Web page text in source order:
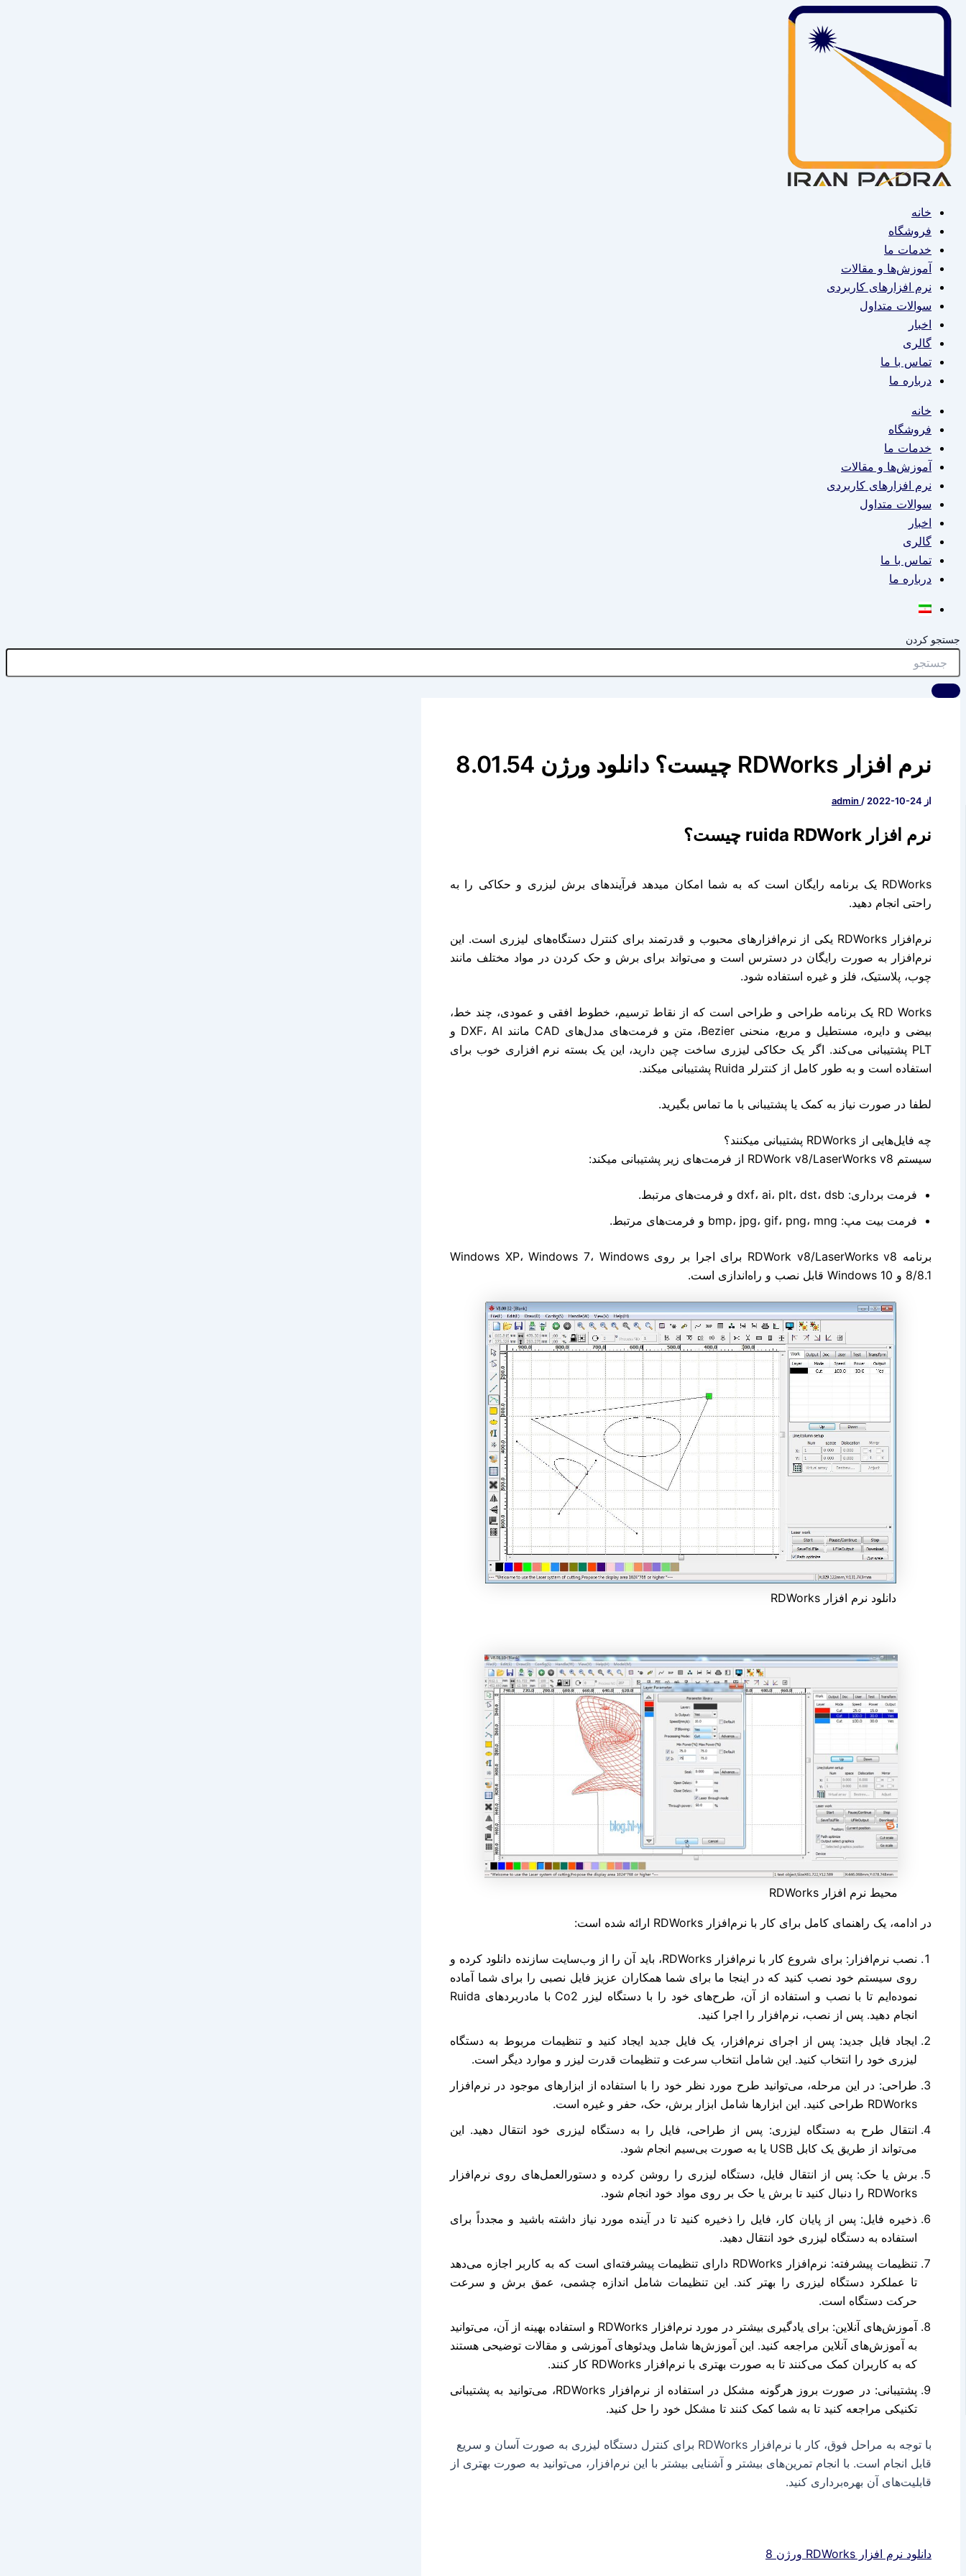
پرش
خانه
فروشگاه
خدمات ما
آموزش‌ها و مقالات
نرم افزارهای کاربردی
سوالات متداول
اخبار
گالری
تماس با ما
درباره ما
خانه
فروشگاه
خدمات ما
آموزش‌ها و مقالات
نرم افزارهای کاربردی
سوالات متداول
اخبار
گالری
تماس با ما
درباره ما
جستجو کردن
نرم افزار RDWorks چیست؟ دانلود ورژن 8.01.54
از admin / 2022-10-24
نرم افزار ruida RDWork چیست؟
RDWorks یک برنامه رایگان است که به شما امکان میدهد فرآیندهای برش لیزری و حکاکی را به
راحتی انجام دهید.
نرم‌افزار RDWorks یکی از نرم‌افزارهای محبوب و قدرتمند برای کنترل دستگاه‌های لیزری است. این
نرم‌افزار به صورت رایگان در دسترس است و می‌تواند برای برش و حک کردن در مواد مختلف مانند
چوب، پلاستیک، فلز و غیره استفاده شود.
RD Works یک برنامه طراحی و طراحی است که از نقاط ترسیم، خطوط افقی و عمودی، چند خط،
بیضی و دایره، مستطیل و مربع، منحنی Bezier، متن و فرمت‌های مدل‌های CAD مانند DXF، AI و
PLT پشتیبانی می‌کند. اگر یک حکاکی لیزری ساخت چین دارید، این یک بسته نرم افزاری خوب برای
استفاده است و به طور کامل از کنترلر Ruida پشتیبانی میکند.
لطفا در صورت نیاز به کمک یا پشتیبانی با ما تماس بگیرید.
چه فایل‌هایی از RDWorks پشتیبانی میکنند؟
سیستم RDWork v8/LaserWorks v8 از فرمت‌های زیر پشتیبانی میکند:
فرمت برداری: dxf، ai، plt، dst، dsb و فرمت‌های مرتبط.
فرمت بیت مپ: bmp، jpg، gif، png، mng و فرمت‌های مرتبط.
برنامه RDWork v8/LaserWorks v8 برای اجرا بر روی Windows XP، Windows 7، Windows
8/8.1 و Windows 10 قابل نصب و راه‌اندازی است.
دانلود نرم افزار RDWorks
محیط نرم افزار RDWorks
در ادامه، یک راهنمای کامل برای کار با نرم‌افزار RDWorks ارائه شده است:
نصب نرم‌افزار: برای شروع کار با نرم‌افزار RDWorks، باید آن را از وب‌سایت سازنده دانلود کرده و
روی سیستم خود نصب کنید که در اینجا ما برای شما همکاران عزیز فایل نصبی را برای شما آماده
نموده‌ایم تا با نصب و استفاده از آن، طرح‌های خود را با دستگاه لیزر Co2 با مادربردهای Ruida
انجام دهید. پس از نصب، نرم‌افزار را اجرا کنید.
ایجاد فایل جدید: پس از اجرای نرم‌افزار، یک فایل جدید ایجاد کنید و تنظیمات مربوط به دستگاه
لیزری خود را انتخاب کنید. این شامل انتخاب سرعت و تنظیمات قدرت لیزر و موارد دیگر است.
طراحی: در این مرحله، می‌توانید طرح مورد نظر خود را با استفاده از ابزارهای موجود در نرم‌افزار
RDWorks طراحی کنید. این ابزارها شامل ابزار برش، حک، حفر و غیره است.
انتقال طرح به دستگاه لیزری: پس از طراحی، فایل را به دستگاه لیزری خود انتقال دهید. این
می‌تواند از طریق یک کابل USB یا به صورت بی‌سیم انجام شود.
برش یا حک: پس از انتقال فایل، دستگاه لیزری را روشن کرده و دستورالعمل‌های روی نرم‌افزار
RDWorks را دنبال کنید تا برش یا حک بر روی مواد خود انجام شود.
ذخیره فایل: پس از پایان کار، فایل را ذخیره کنید تا در آینده مورد نیاز داشته باشید و مجدداً برای
استفاده به دستگاه لیزری خود انتقال دهید.
تنظیمات پیشرفته: نرم‌افزار RDWorks دارای تنظیمات پیشرفته‌ای است که به کاربر اجازه می‌دهد
تا عملکرد دستگاه لیزری را بهتر کند. این تنظیمات شامل اندازه چشمی، عمق برش و سرعت
حرکت دستگاه است.
آموزش‌های آنلاین: برای یادگیری بیشتر در مورد نرم‌افزار RDWorks و استفاده بهینه از آن، می‌توانید
به آموزش‌های آنلاین مراجعه کنید. این آموزش‌ها شامل ویدئوهای آموزشی و مقالات توضیحی هستند
که به کاربران کمک می‌کنند تا به صورت بهتری با نرم‌افزار RDWorks کار کنند.
پشتیبانی: در صورت بروز هرگونه مشکل در استفاده از نرم‌افزار RDWorks، می‌توانید به پشتیبانی
تکنیکی مراجعه کنید تا به شما کمک کنند تا مشکل خود را حل کنید.
با توجه به مراحل فوق، کار با نرم‌افزار RDWorks برای کنترل دستگاه لیزری به صورت آسان و سریع
قابل انجام است. با انجام تمرین‌های بیشتر و آشنایی بیشتر با این نرم‌افزار، می‌توانید به صورت بهتری از
قابلیت‌های آن بهره‌برداری کنید.
دانلود نرم افزار RDWorks ورژن 8
اینجا
نام*